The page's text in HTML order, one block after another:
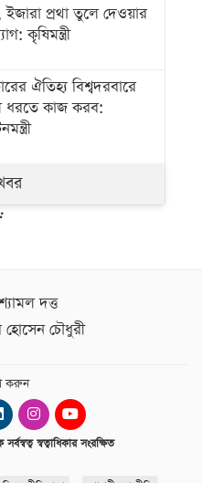
ইজারা প্রথা তুলে দেওয়ার
কৃষিমন্ত্রী
ঐতিহ্য বিশ্বদরবারে
ধরতে কাজ করব:
দত্ত
হোসেন চৌধুরী
করুন
স্বত্বাধিকার সংরক্ষিত